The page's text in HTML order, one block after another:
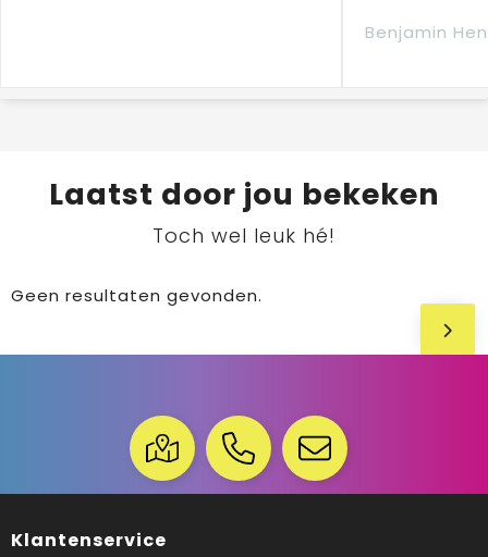
Benjamin
Laatst door jou bekeken
Toch wel leuk hé!
Geen resultaten gevonden.
Klantenservice